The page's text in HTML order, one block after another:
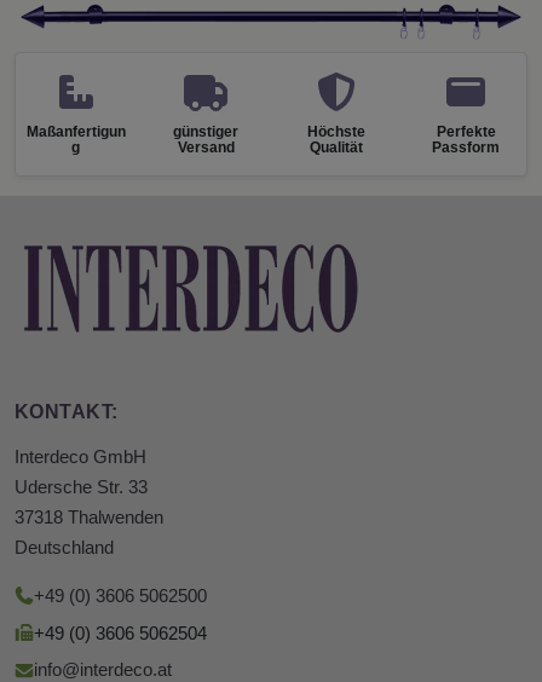
Maßanfertigun
g
günstiger
Versand
Höchste
Qualität
Perfekte
Passform
KONTAKT:
Interdeco GmbH
Udersche Str. 33
37318 Thalwenden
Deutschland
+49 (0) 3606 5062500
+49 (0) 3606 5062504
info@interdeco.at